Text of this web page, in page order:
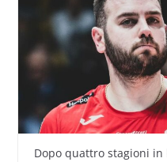
Dopo quattro stagioni in